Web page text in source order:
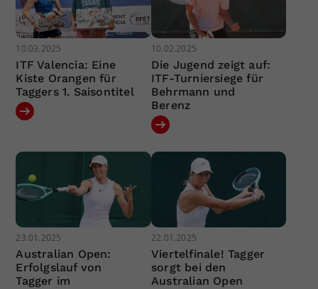
10.03.2025
ITF Valencia: Eine
Kiste Orangen für
Taggers 1. Saisontitel
10.02.2025
Die Jugend zeigt auf:
ITF-Turniersiege für
Behrmann und
Berenz
23.01.2025
Australian Open:
Erfolgslauf von
Tagger im
22.01.2025
Viertelfinale! Tagger
sorgt bei den
Australian Open